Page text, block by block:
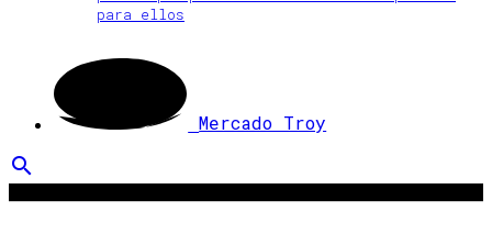
para ellos
Mercado Troy
search